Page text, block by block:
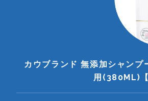
カウブランド 無添加シャンプ
用(380ML)【